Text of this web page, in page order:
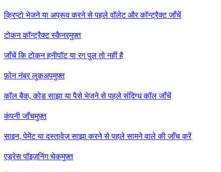
क्रिप्टो भेजने या अप्रूव करने से पहले वॉलेट और कॉन्ट्रैक्ट जाँचें
टोकन कॉन्ट्रैक्ट स्कैनरमुफ़्त
जाँचें कि टोकन हनीपॉट या रग पुल तो नहीं है
फ़ोन नंबर लुकअपमुफ़्त
कॉल बैक, कोड साझा या पैसे भेजने से पहले संदिग्ध कॉल जाँचें
कंपनी जाँचमुफ़्त
साइन, पेमेंट या दस्तावेज़ साझा करने से पहले सामने वाले की जाँच करें
एड्रेस पॉइज़निंग चेकमुफ़्त